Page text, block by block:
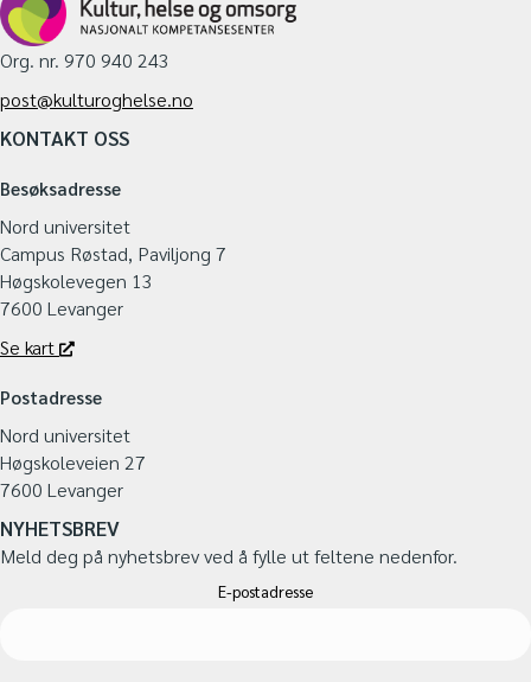
Org. nr. 970 940 243
post@kulturoghelse.no
KONTAKT OSS
Besøksadresse
Nord universitet
Campus Røstad, Paviljong 7
Høgskolevegen 13
7600 Levanger
Se kart
Postadresse
Nord universitet
Høgskoleveien 27
7600 Levanger
NYHETSBREV
Meld deg på nyhetsbrev ved å fylle ut feltene nedenfor.
E-postadresse